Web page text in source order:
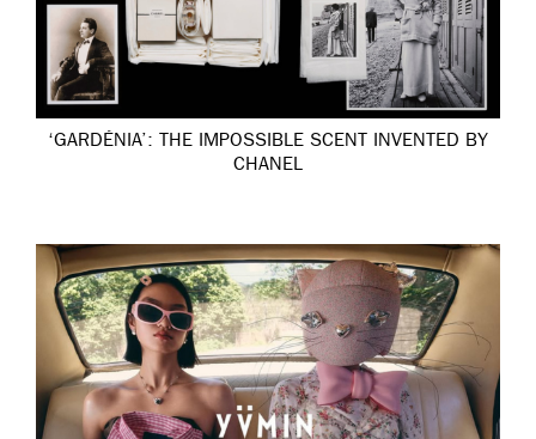
‘GARDÉNIA’: THE IMPOSSIBLE SCENT INVENTED BY
CHANEL